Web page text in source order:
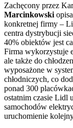
Zachęcony przez
Marcinkowski
konkretnej firmy –
centra dystrybucji
40% obiektów jest
Firma wykorzystuje
ale także do
wyposażone w
chłodniczych, co
ponad 300
ostatnim czasie Lidl
samochodów
uruchomienie